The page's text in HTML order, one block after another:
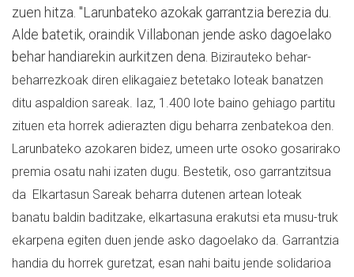
zuen hitza. "Larunbateko azokak garrantzia berezia du.
Alde batetik, oraindik Villabonan jende asko dagoelako
behar handiarekin aurkitzen dena. Bizirauteko behar-
beharrezkoak diren elikagaiez betetako loteak banatzen
ditu aspaldion sareak. Iaz, 1.400 lote baino gehiago partitu
zituen eta horrek adierazten digu beharra zenbatekoa den.
Larunbateko azokaren bidez, umeen urte osoko gosarirako
premia osatu nahi izaten dugu. Bestetik, oso garrantzitsua
da Elkartasun Sareak beharra dutenen artean loteak
banatu baldin baditzake, elkartasuna erakutsi eta musu-truk
ekarpena egiten duen jende asko dagoelako da. Garrantzia
handia du horrek guretzat, esan nahi baitu jende solidarioa